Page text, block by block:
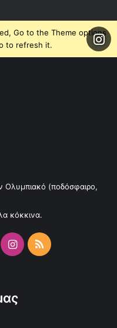
Go to the Theme options
to refresh it.
Ολυμπιακό (ποδόσφαιρο,
κόκκινα.
Instagram
RSS